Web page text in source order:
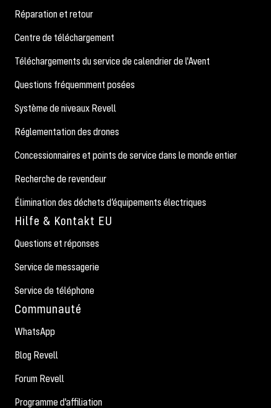
Réparation et retour
Centre de téléchargement
Téléchargements du service de calendrier de l'Avent
Questions fréquemment posées
Système de niveaux Revell
Réglementation des drones
Concessionnaires et points de service dans le monde entier
Recherche de revendeur
Élimination des déchets d’équipements électriques
Hilfe & Kontakt EU
Questions et réponses
Service de messagerie
Service de téléphone
Communauté
WhatsApp
Blog Revell
Forum Revell
Programme d'affiliation